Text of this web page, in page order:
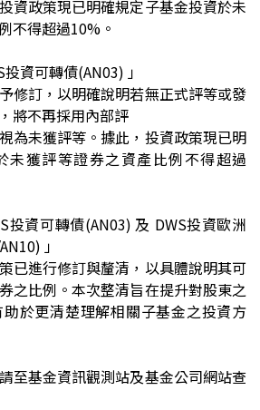
資政策現已明確規定子基金投資於未
不得超過10%。
資可轉債(AN03) 」
修訂，以明確說明若無正式評等或發
將不再採用內部評
為未獲評等。據此，投資政策現已明
未獲評等證券之資產比例不得超過
投資可轉債(AN03) 及 DWS投資歐洲
」
已進行修訂與釐清，以具體說明其可
之比例。本次整清旨在提升對股東之
於更清楚理解相關子基金之投資方
至基金資訊觀測站及基金公司網站查